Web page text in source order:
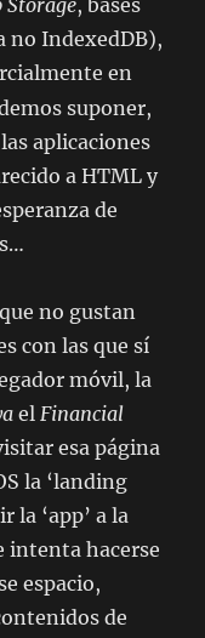
Storage, bases
no IndexedDB),
en
suponer,
aplicaciones
a HTML y
de
no gustan
con las que sí
móvil, la
elFinancial
esa página
la ‘landing
la ‘app’ a la
intenta hacerse
espacio,
de